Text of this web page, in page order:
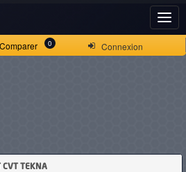
Connexion
Comparer 0
CVT TEKNA